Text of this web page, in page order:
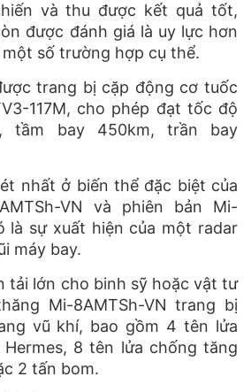
và thu được kết quả tốt,
được đánh giá là uy lực hơn
số trường hợp cụ thể.
trang bị cặp động cơ tuốc
117M, cho phép đạt tốc độ
tầm bay 450km, trần bay
nhất ở biến thể đặc biệt của
VN và phiên bản Mi-
là sự xuất hiện của một radar
máy bay.
tải lớn cho binh sỹ hoặc vật tư
Mi-8AMTSh-VN trang bị
vũ khí, bao gồm 4 tên lửa
8 tên lửa chống tăng
2 tấn bom.